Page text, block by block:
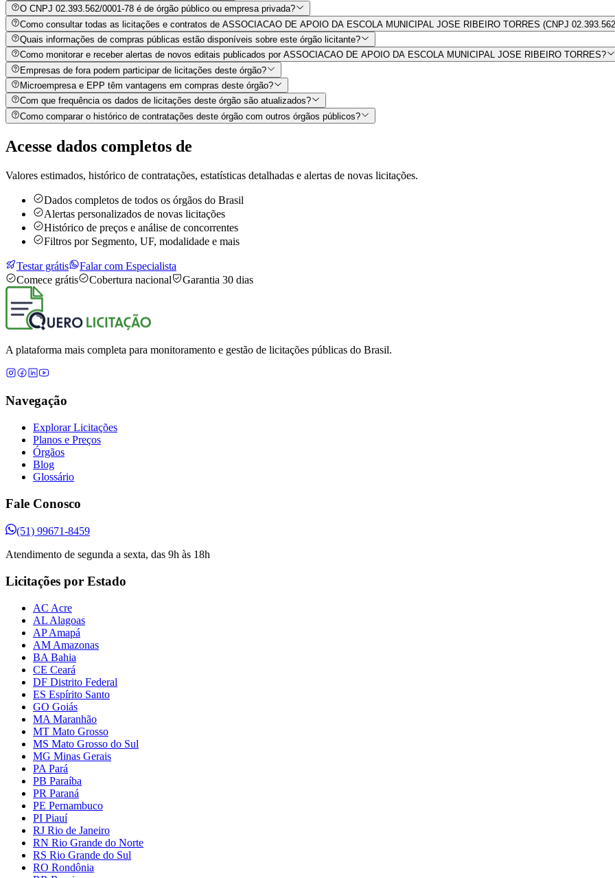
O CNPJ 02.393.562/0001-78 é de órgão público ou empresa privada?
Como consultar todas as licitações e contratos de ASSOCIACAO DE APOIO DA ESCOLA MUNICIPAL JOSE RIBEIRO TORRES (CNPJ
Quais informações de compras públicas estão disponíveis sobre este órgão licitante?
Como monitorar e receber alertas de novos editais publicados por ASSOCIACAO DE APOIO DA ESCOLA MUNICIPAL JOSE RIBEIRO TORRES?
Empresas de fora podem participar de licitações deste órgão?
Microempresa e EPP têm vantagens em compras deste órgão?
Com que frequência os dados de licitações deste órgão são atualizados?
Como comparar o histórico de contratações deste órgão com outros órgãos públicos?
Acesse dados completos de
Valores estimados, histórico de contratações, estatísticas detalhadas e alertas de novas licitações.
Dados completos de todos os órgãos do Brasil
Alertas personalizados de novas licitações
Histórico de preços e análise de concorrentes
Filtros por Segmento, UF, modalidade e mais
Testar grátis
Falar com Especialista
Comece grátis
Cobertura nacional Garantia 30 dias
A plataforma mais completa para monitoramento e gestão de licitações públicas do Brasil.
Navegação
Explorar Licitações
Planos e Preços
Órgãos
Blog
Glossário
Fale Conosco
(51) 99671-8459
Atendimento de segunda a sexta, das 9h às 18h
Licitações por Estado
AC Acre
AL Alagoas
AP Amapá
AM Amazonas
BA Bahia
CE Ceará
DF Distrito Federal
ES Espírito Santo
GO Goiás
MA Maranhão
MT Mato Grosso
MS Mato Grosso do Sul
MG Minas Gerais
PA Pará
PB Paraíba
PR Paraná
PE Pernambuco
PI Piauí
RJ Rio de Janeiro
RN Rio Grande do Norte
RS Rio Grande do Sul
RO Rondônia